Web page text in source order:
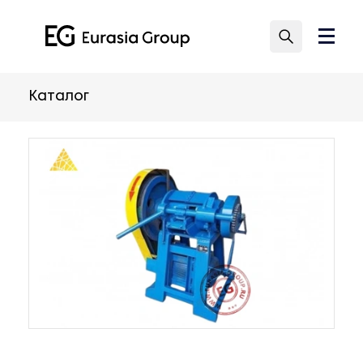
Каталог